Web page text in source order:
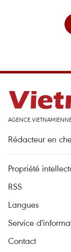
AGENCE
Rédacteur en
Propriété
RSS
Langues
Service
Contact